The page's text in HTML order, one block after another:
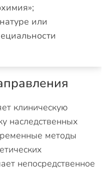
или
клиническую
наследственных
методы
непосредственное